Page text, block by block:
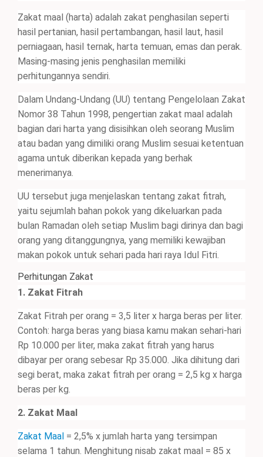
Zakat maal (harta) adalah zakat penghasilan seperti
hasil pertanian, hasil pertambangan, hasil laut, hasil
perniagaan, hasil ternak, harta temuan, emas dan perak.
Masing-masing jenis penghasilan memiliki
perhitungannya sendiri.
Dalam Undang-Undang (UU) tentang Pengelolaan Zakat
Nomor 38 Tahun 1998, pengertian zakat maal adalah
bagian dari harta yang disisihkan oleh seorang Muslim
atau badan yang dimiliki orang Muslim sesuai ketentuan
agama untuk diberikan kepada yang berhak
menerimanya.
UU tersebut juga menjelaskan tentang zakat fitrah,
yaitu sejumlah bahan pokok yang dikeluarkan pada
bulan Ramadan oleh setiap Muslim bagi dirinya dan bagi
orang yang ditanggungnya, yang memiliki kewajiban
makan pokok untuk sehari pada hari raya Idul Fitri.
Perhitungan Zakat
1. Zakat Fitrah
Zakat Fitrah per orang = 3,5 liter x harga beras per liter.
Contoh: harga beras yang biasa kamu makan sehari-hari
Rp 10.000 per liter, maka zakat fitrah yang harus
dibayar per orang sebesar Rp 35.000. Jika dihitung dari
segi berat, maka zakat fitrah per orang = 2,5 kg x harga
beras per kg.
2. Zakat Maal
Zakat Maal = 2,5% x jumlah harta yang tersimpan
selama 1 tahun. Menghitung nisab zakat maal = 85 x